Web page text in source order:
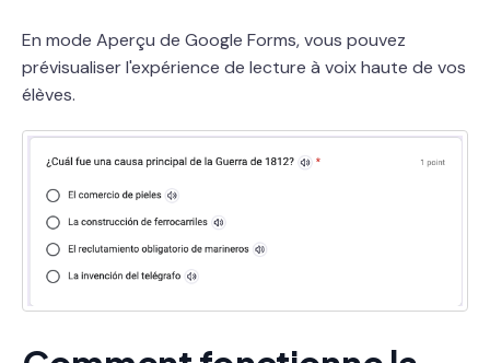
En mode Aperçu de Google Forms, vous pouvez
prévisualiser l'expérience de lecture à voix haute de vos
élèves.